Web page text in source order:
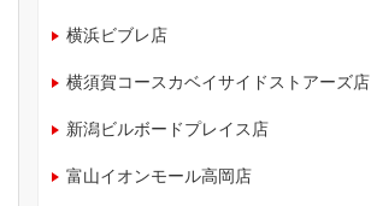
横浜ビブレ店
横須賀コースカベイサイドストアーズ店
新潟ビルボードプレイス店
富山イオンモール高岡店